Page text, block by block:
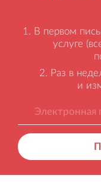
В первом
услуге
Раз в
и